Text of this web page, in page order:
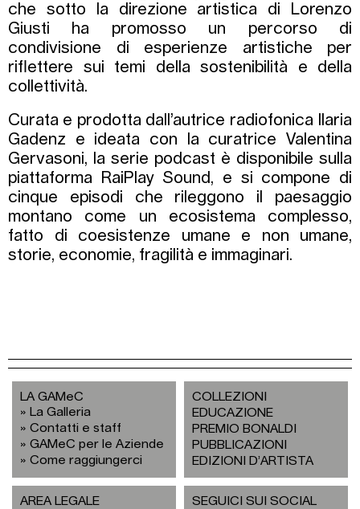
che sotto la direzione artistica di Lorenzo
Giusti ha promosso un percorso di
condivisione di esperienze artistiche per
riflettere sui temi della sostenibilità e della
collettività.
Curata e prodotta dall’autrice radiofonica Ilaria
Gadenz e ideata con la curatrice Valentina
Gervasoni, la serie podcast è disponibile sulla
piattaforma RaiPlay Sound, e si compone di
cinque episodi che rileggono il paesaggio
montano come un ecosistema complesso,
fatto di coesistenze umane e non umane,
storie, economie, fragilità e immaginari.
LA GAMeC
La Galleria
Contatti e staff
GAMeC per le Aziende
Come raggiungerci
COLLEZIONI
EDUCAZIONE
PREMIO BONALDI
PUBBLICAZIONI
EDIZIONI D’ARTISTA
AREA LEGALE
SEGUICI SUI SOCIAL